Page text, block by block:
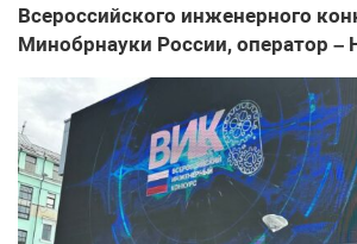
Всероссийского инженерного
Минобрнауки России, оператор